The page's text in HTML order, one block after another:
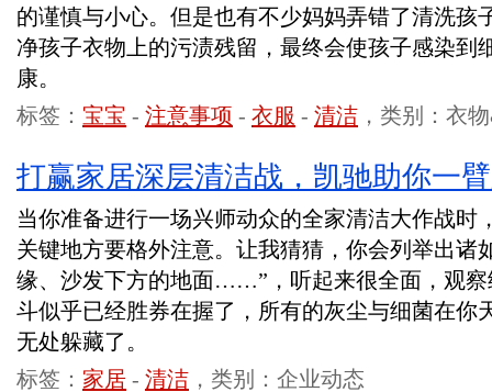
的谨慎与小心。但是也有不少妈妈弄错了清洗孩
净孩子衣物上的污渍残留，最终会使孩子感染到
康。
标签： 宝宝 - 注意事项 - 衣服 - 清洁 ，类别：衣
打赢家居深层清洁战，凯驰助你一
当你准备进行一场兴师动众的全家清洁大作战时
关键地方要格外注意。让我猜猜，你会列举出诸
缘、沙发下方的地面……”，听起来很全面，观察
斗似乎已经胜券在握了，所有的灰尘与细菌在你
无处躲藏了。
标签： 家居 - 清洁 ，类别：企业动态